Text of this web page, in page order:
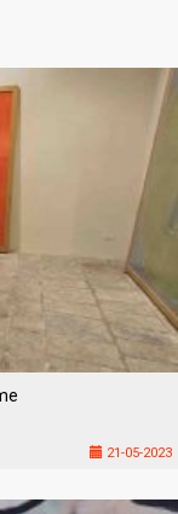
21-05-2023